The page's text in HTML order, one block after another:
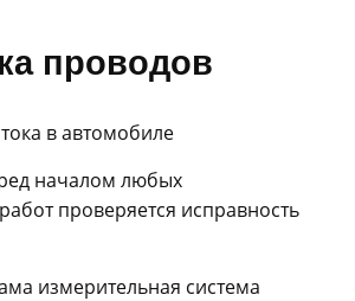
проводов
началом любых
проверяется исправность
измерительная система